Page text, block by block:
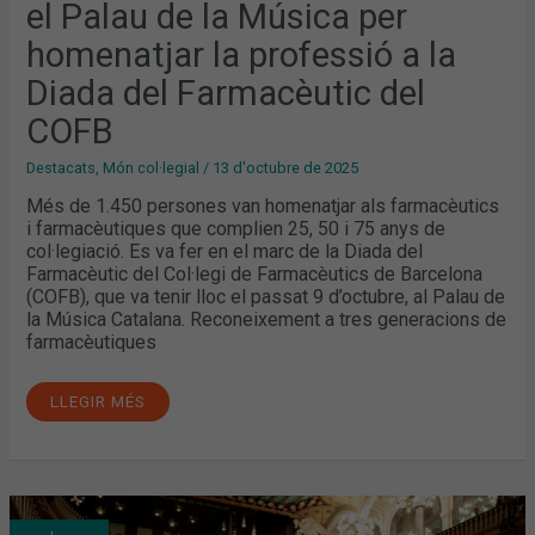
el Palau de la Música per
homenatjar la professió a la
Diada del Farmacèutic del
COFB
Destacats, Món col·legial / 13 d'octubre de 2025
Més de 1.450 persones van homenatjar als farmacèutics
i farmacèutiques que complien 25, 50 i 75 anys de
col·legiació. Es va fer en el marc de la Diada del
Farmacèutic del Col·legi de Farmacèutics de Barcelona
(COFB), que va tenir lloc el passat 9 d’octubre, al Palau de
la Música Catalana. Reconeixement a tres generacions de
farmacèutiques
LLEGIR MÉS
“LA